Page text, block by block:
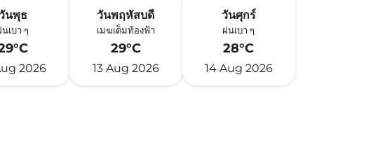
นพุธ
นเบา ๆ
2026
วันพฤหัสบดี
เมฆเต็มท้องฟ้า
29°C
13 Aug 2026
วันศุกร์
ฝนเบา ๆ
28°C
14 Aug 2026